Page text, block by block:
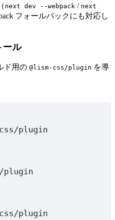
next dev --webpack / next
フォールバックにも対応し
ール
ド用の @lism-css/plugin を導
plugin
plugin
plugin